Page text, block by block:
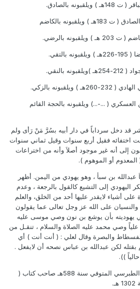
( ...-...) ويلقبونه بالحجة القائم
قد دخل سرداباً في دار أبيه بسُرَّ مَنْ رَأى ولم
اختفائه فقيل أربع سنوات وقيل ثماني سنوات
إلى أنه غير موجود أصلاَ وأنه من اختراعات
أو الموهوم ).
عبدالله بن سبأ ، وهو يهودي من اليمن. أظهر
اليهودي إلى التشيع كالقول بالرجعة ، وعدم
أشياء لايقدر عليها أحد من الخلق، والعلم
والنسيان على الله عز وجل تعالى عما يقولون
يهوديته بأن يوشع بن نون وصي موسى عليه
وصي محمد عليه الصلاة والسلام ، تنقـل من
والبصرة وقال لعلي : ( أنت أنت ) أي
بقتله لكن عبدالله بن عباس نصحه أن لايفعل .
)).
- منصورأحمد بن أبي طالب الطبرسي المتوفي سنة 588هـ صاحب كتاب (